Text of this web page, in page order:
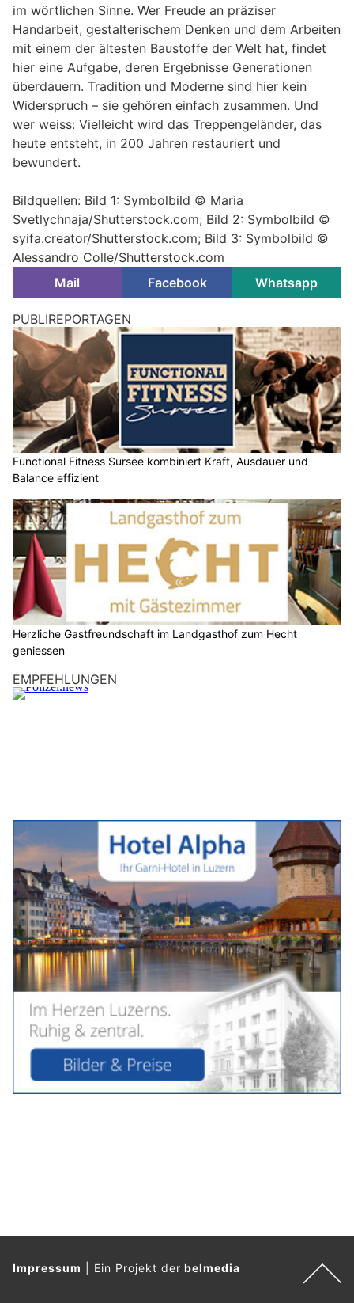
im wörtlichen Sinne. Wer Freude an präziser
Handarbeit, gestalterischem Denken und dem Arbeiten
mit einem der ältesten Baustoffe der Welt hat, findet
hier eine Aufgabe, deren Ergebnisse Generationen
überdauern. Tradition und Moderne sind hier kein
Widerspruch – sie gehören einfach zusammen. Und
wer weiss: Vielleicht wird das Treppengeländer, das
heute entsteht, in 200 Jahren restauriert und
bewundert.
Bildquellen: Bild 1: Symbolbild © Maria
Svetlychnaja/Shutterstock.com; Bild 2: Symbolbild ©
syifa.creator/Shutterstock.com; Bild 3: Symbolbild ©
Alessandro Colle/Shutterstock.com
Mail
Facebook Whatsapp
PUBLIREPORTAGEN
Functional Fitness Sursee kombiniert Kraft, Ausdauer und
Balance effizient
Herzliche Gastfreundschaft im Landgasthof zum Hecht
geniessen
EMPFEHLUNGEN
Impressum Ein Projekt derbelmedia